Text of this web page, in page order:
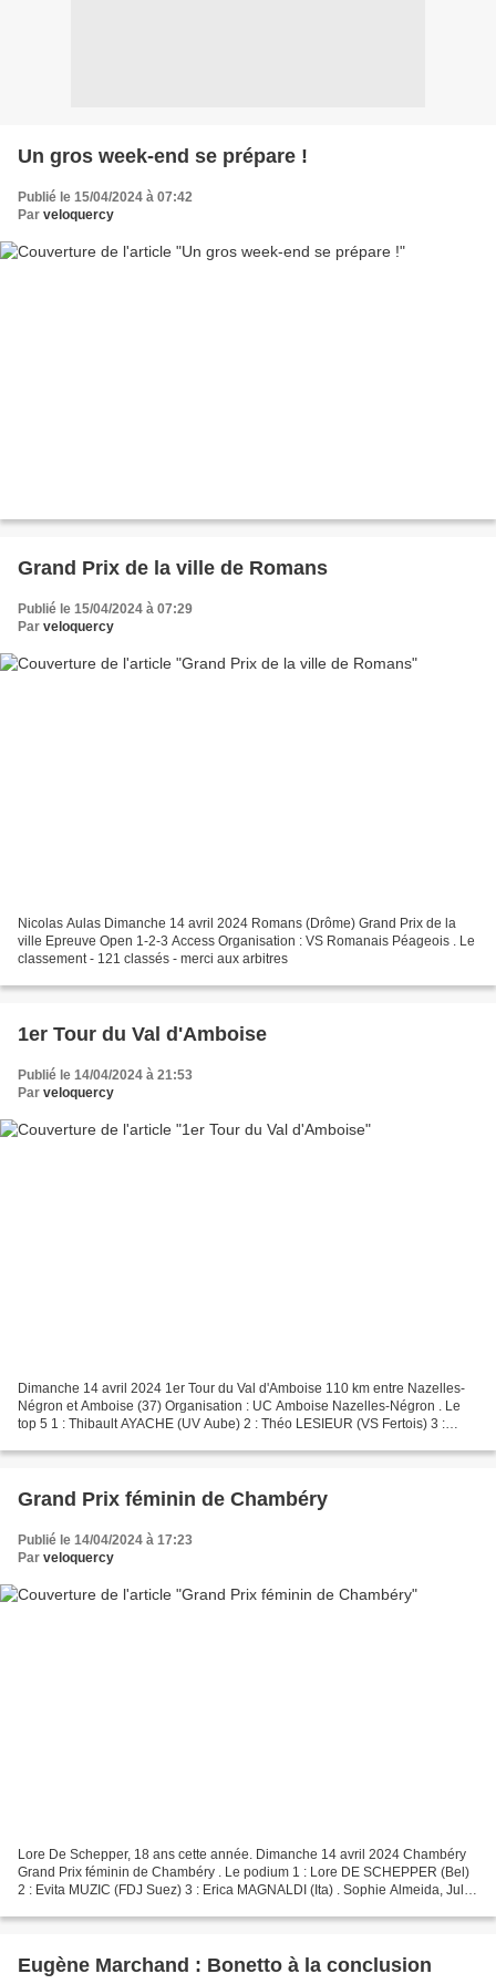
Un gros week-end se prépare !
Publié le 15/04/2024 à 07:42
Par veloquercy
Grand Prix de la ville de Romans
Publié le 15/04/2024 à 07:29
Par veloquercy
Nicolas Aulas Dimanche 14 avril 2024 Romans (Drôme) Grand Prix de la
ville Epreuve Open 1-2-3 Access Organisation : VS Romanais Péageois . Le
classement - 121 classés - merci aux arbitres
1er Tour du Val d'Amboise
Publié le 14/04/2024 à 21:53
Par veloquercy
Dimanche 14 avril 2024 1er Tour du Val d'Amboise 110 km entre Nazelles-
Négron et Amboise (37) Organisation : UC Amboise Nazelles-Négron . Le
top 5 1 : Thibault AYACHE (UV Aube) 2 : Théo LESIEUR (VS Fertois) 3 :
Grand Prix féminin de Chambéry
Publié le 14/04/2024 à 17:23
Par veloquercy
Lore De Schepper, 18 ans cette année. Dimanche 14 avril 2024 Chambéry
Grand Prix féminin de Chambéry . Le podium 1 : Lore DE SCHEPPER (Bel)
2 : Evita MUZIC (FDJ Suez) 3 : Erica MAGNALDI (Ita) . Sophie Almeida, Julia
Eugène Marchand : Bonetto à la conclusion